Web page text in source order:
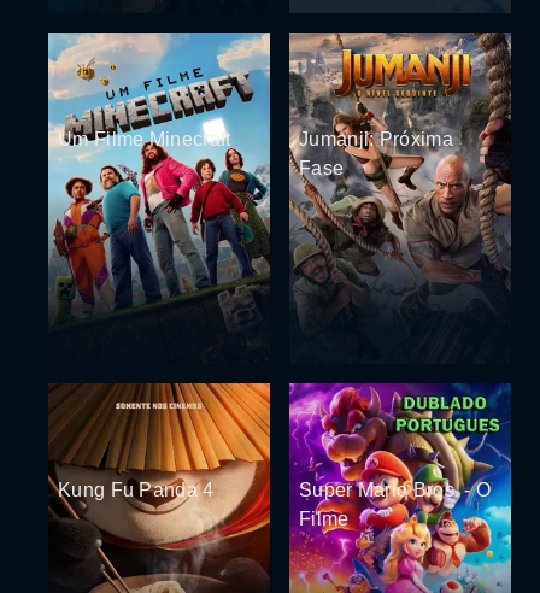
Um Filme Minecraft
Jumanji: Próxima
Fase
Kung Fu Panda 4
Super Mario Bros. - O
Filme